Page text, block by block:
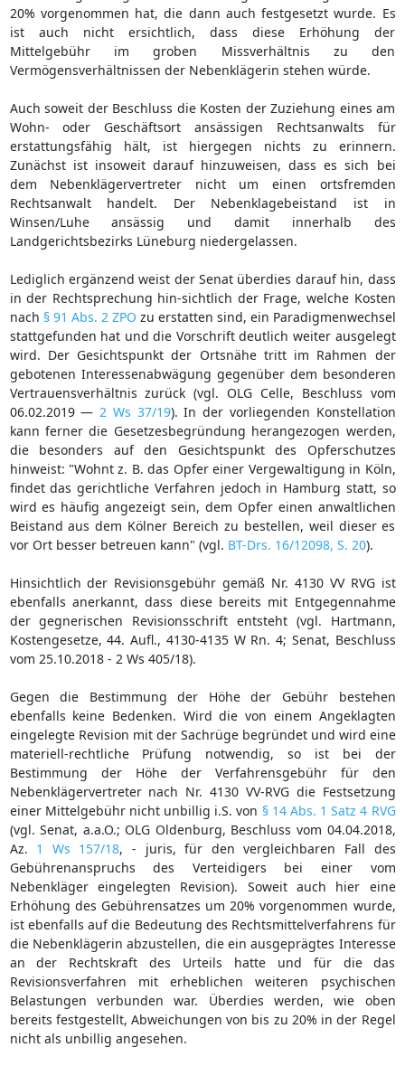
20% vorgenommen hat, die dann auch festgesetzt wurde. Es
ist auch nicht ersichtlich, dass diese Erhöhung der
Mittelgebühr im groben Missverhältnis zu den
Vermögensverhältnissen der Nebenklägerin stehen würde.
Auch soweit der Beschluss die Kosten der Zuziehung eines am
Wohn- oder Geschäftsort ansässigen Rechtsanwalts für
erstattungsfähig hält, ist hiergegen nichts zu erinnern.
Zunächst ist insoweit darauf hinzuweisen, dass es sich bei
dem Nebenklägervertreter nicht um einen ortsfremden
Rechtsanwalt handelt. Der Nebenklagebeistand ist in
Winsen/Luhe ansässig und damit innerhalb des
Landgerichtsbezirks Lüneburg niedergelassen.
Lediglich ergänzend weist der Senat überdies darauf hin, dass
in der Rechtsprechung hin-sichtlich der Frage, welche Kosten
nach § 91 Abs. 2 ZPO zu erstatten sind, ein Paradigmenwechsel
stattgefunden hat und die Vorschrift deutlich weiter ausgelegt
wird. Der Gesichtspunkt der Ortsnähe tritt im Rahmen der
gebotenen Interessenabwägung gegenüber dem besonderen
Vertrauensverhältnis zurück (vgl. OLG Celle, Beschluss vom
06.02.2019 — 2 Ws 37/19). In der vorliegenden Konstellation
kann ferner die Gesetzesbegründung herangezogen werden,
die besonders auf den Gesichtspunkt des Opferschutzes
hinweist: "Wohnt z. B. das Opfer einer Vergewaltigung in Köln,
findet das gerichtliche Verfahren jedoch in Hamburg statt, so
wird es häufig angezeigt sein, dem Opfer einen anwaltlichen
Beistand aus dem Kölner Bereich zu bestellen, weil dieser es
vor Ort besser betreuen kann" (vgl. BT-Drs. 16/12098, S. 20).
Hinsichtlich der Revisionsgebühr gemäß Nr. 4130 VV RVG ist
ebenfalls anerkannt, dass diese bereits mit Entgegennahme
der gegnerischen Revisionsschrift entsteht (vgl. Hartmann,
Kostengesetze, 44. Aufl., 4130-4135 W Rn. 4; Senat, Beschluss
vom 25.10.2018 - 2 Ws 405/18).
Gegen die Bestimmung der Höhe der Gebühr bestehen
ebenfalls keine Bedenken. Wird die von einem Angeklagten
eingelegte Revision mit der Sachrüge begründet und wird eine
materiell-rechtliche Prüfung notwendig, so ist bei der
Bestimmung der Höhe der Verfahrensgebühr für den
Nebenklägervertreter nach Nr. 4130 VV-RVG die Festsetzung
einer Mittelgebühr nicht unbillig i.S. von § 14 Abs. 1 Satz 4 RVG
(vgl. Senat, a.a.O.; OLG Oldenburg, Beschluss vom 04.04.2018,
Az. 1 Ws 157/18, - juris, für den vergleichbaren Fall des
Gebührenanspruchs des Verteidigers bei einer vom
Nebenkläger eingelegten Revision). Soweit auch hier eine
Erhöhung des Gebührensatzes um 20% vorgenommen wurde,
ist ebenfalls auf die Bedeutung des Rechtsmittelverfahrens für
die Nebenklägerin abzustellen, die ein ausgeprägtes Interesse
an der Rechtskraft des Urteils hatte und für die das
Revisionsverfahren mit erheblichen weiteren psychischen
Belastungen verbunden war. Überdies werden, wie oben
bereits festgestellt, Abweichungen von bis zu 20% in der Regel
nicht als unbillig angesehen.